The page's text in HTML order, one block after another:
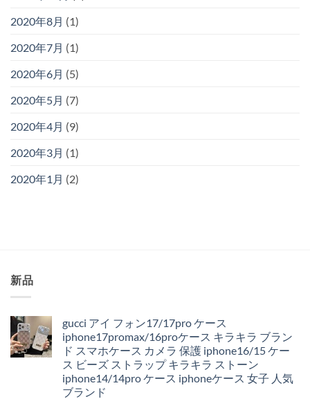
2020年8月 (1)
2020年7月 (1)
2020年6月 (5)
2020年5月 (7)
2020年4月 (9)
2020年3月 (1)
2020年1月 (2)
新品
gucci アイ フォン17/17pro ケース
iphone17promax/16proケース キラキラ ブラン
ド スマホケース カメラ 保護 iphone16/15 ケー
ス ビーズ ストラップ キラキラ ストーン
iphone14/14pro ケース iphoneケース 女子 人気
ブランド